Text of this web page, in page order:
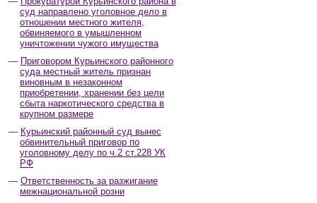
суд направлено уголовное дело в
отношении местного жителя,
обвиняемого в умышленном
уничтожении чужого имущества
Приговором Курьинского районного
суда местный житель признан
виновным в незаконном
приобретении, хранении без цели
сбыта наркотического средства в
крупном размере
Курьинский районный суд вынес
обвинительный приговор по
уголовному делу по ч.2 ст.228 УК
РФ
Ответственность за разжигание
межнациональной розни